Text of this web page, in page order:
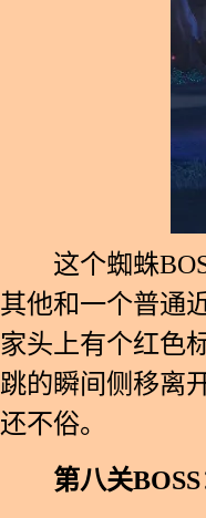
这个蜘蛛
其他和一个普通
家头上有个红色
跳的瞬间侧移离
还不俗。
第八关BOSS